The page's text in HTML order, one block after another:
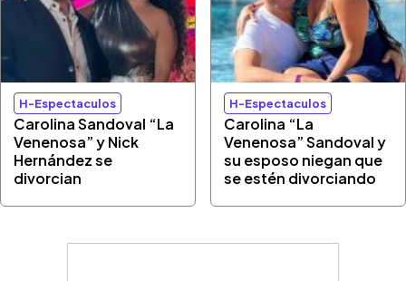
H-Espectaculos
Carolina Sandoval “La
Venenosa” y Nick
Hernández se
divorcian
H-Espectaculos
Carolina “La
Venenosa” Sandoval y
su esposo niegan que
se estén divorciando